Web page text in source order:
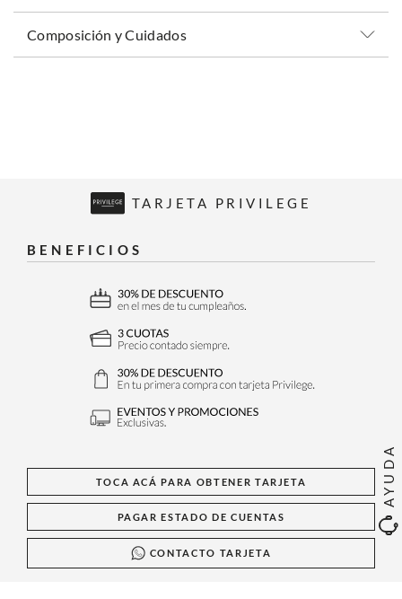
AYUDA
Composición y Cuidados
TARJETA PRIVILEGE
BENEFICIOS
TOCA ACÁ PARA OBTENER TARJETA
PAGAR ESTADO DE CUENTAS
CONTACTO TARJETA